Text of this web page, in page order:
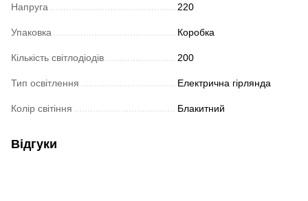
Напруга 220
Упаковка Коробка
Кількість світлодіодів 200
Тип освітлення Електрична гірлянда
Колір світіння Блакитний
Відгуки